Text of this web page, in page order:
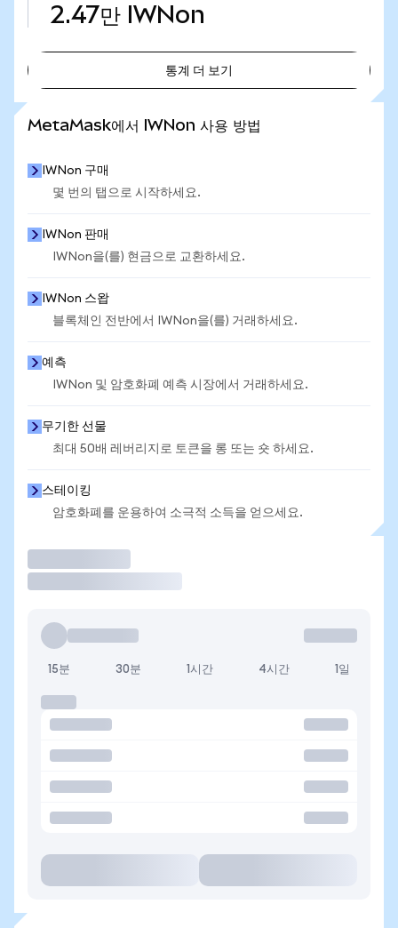
2.47만 IWNon
통계 더 보기
MetaMask에서 IWNon 사용 방법
IWNon 구매
몇 번의 탭으로 시작하세요.
IWNon 판매
IWNon을(를) 현금으로 교환하세요.
IWNon 스왑
블록체인 전반에서 IWNon을(를) 거래하세요.
예측
IWNon 및 암호화폐 예측 시장에서 거래하세요.
무기한 선물
최대 50배 레버리지로 토큰을 롱 또는 숏 하세요.
스테이킹
암호화폐를 운용하여 소극적 소득을 얻으세요.
15분 30분 1시간 4시간 1일